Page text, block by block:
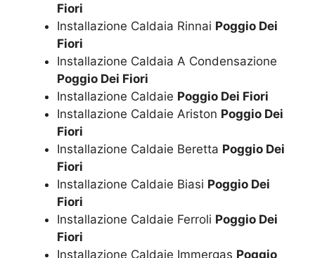
Fiori
Installazione Caldaia Rinnai Poggio Dei
Fiori
Installazione Caldaia A Condensazione
Poggio Dei Fiori
Installazione Caldaie Poggio Dei Fiori
Installazione Caldaie Ariston Poggio Dei
Fiori
Installazione Caldaie Beretta Poggio Dei
Fiori
Installazione Caldaie Biasi Poggio Dei
Fiori
Installazione Caldaie Ferroli Poggio Dei
Fiori
Installazione Caldaie Immergas Poggio